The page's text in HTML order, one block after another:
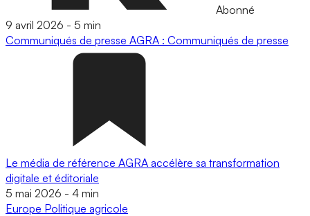
Abonné
9 avril 2026 - 5 min
Communiqués de presse AGRA : Communiqués de presse
Le média de référence AGRA accélère sa transformation
digitale et éditoriale
5 mai 2026 - 4 min
Europe Politique agricole